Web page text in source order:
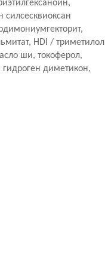
HDI / триметилол
ши, токоферол,
гидроген диметикон,